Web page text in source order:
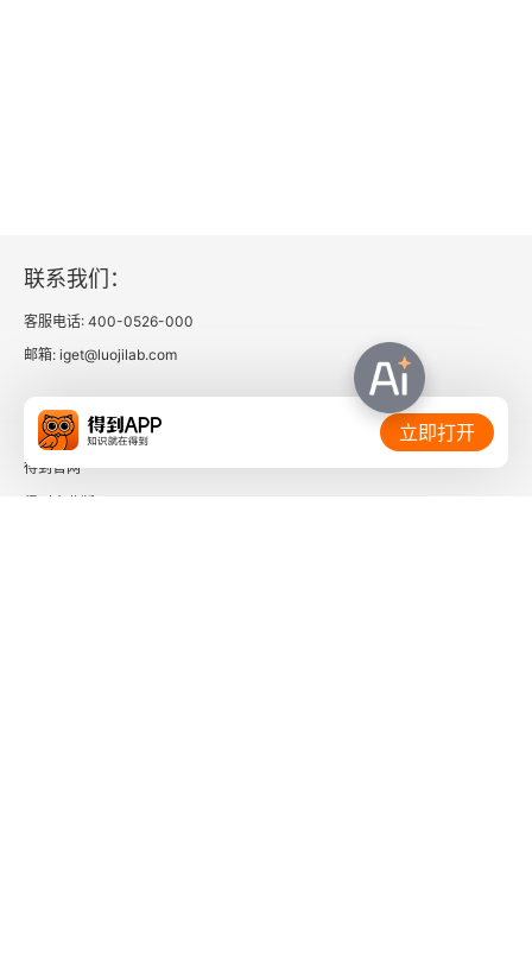
联系我们：
客服电话: 400-0526-000
邮箱: iget@luojilab.com
相关链接：
得到官网
立即打开